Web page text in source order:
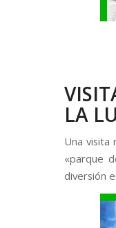
LA
Una visita
«parque
diversión